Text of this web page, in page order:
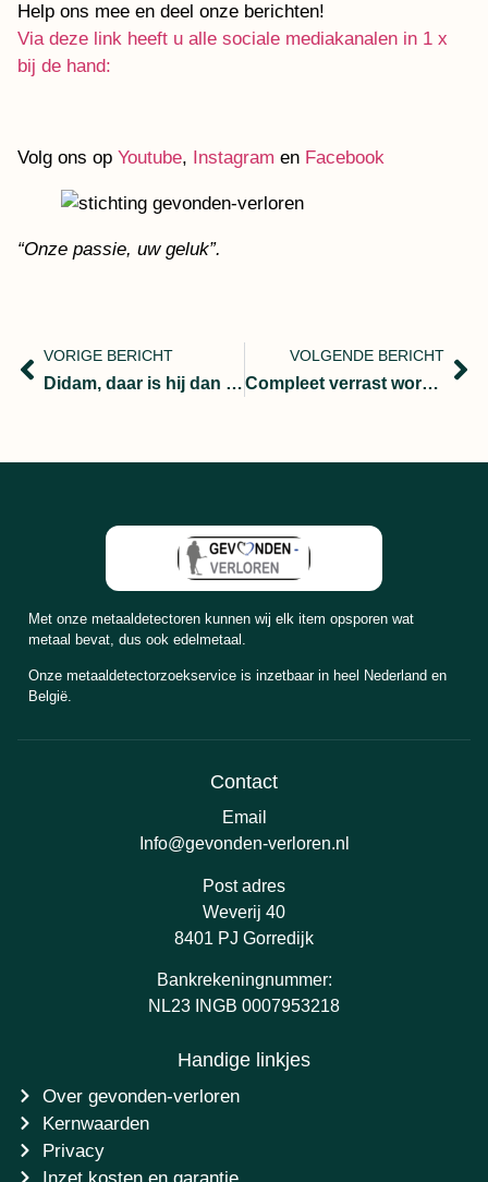
Help ons mee en deel onze berichten!
Via deze link heeft u alle sociale mediakanalen in 1 x
bij de hand:
Volg ons op Youtube, Instagram en Facebook
“Onze passie, uw geluk”.
VORIGE BERICHT
Didam, daar is hij dan ring terug uit de stal.
VOLGENDE BERICHT
Compleet verrast wordt de ring in ontvangst genomen!
Met onze metaaldetectoren kunnen wij elk item opsporen wat
metaal bevat, dus ook edelmetaal.
Onze metaaldetectorzoekservice is inzetbaar in heel Nederland en
België.
Contact
Email
Info@gevonden-verloren.nl
Post adres
Weverij 40
8401 PJ Gorredijk
Bankrekeningnummer:
NL23 INGB 0007953218
Handige linkjes
Over gevonden-verloren
Kernwaarden
Privacy
Inzet kosten en garantie